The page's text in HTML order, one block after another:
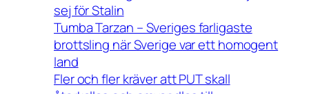
sej för Stalin
Tumba Tarzan – Sveriges farligaste
brottsling när Sverige var ett homogent
land
Fler och fler kräver att PUT skall